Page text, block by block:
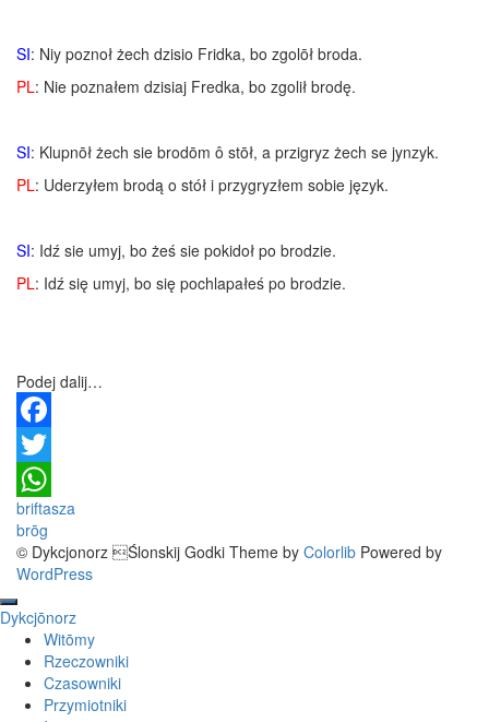
SI: Niy poznoł żech dzisio Fridka, bo zgolōł broda.
PL: Nie poznałem dzisiaj Fredka, bo zgolił brodę.
SI: Klupnōł żech sie brodōm ô stōł, a przigryz żech se jynzyk.
PL: Uderzyłem brodą o stół i przygryzłem sobie język.
SI: Idź sie umyj, bo żeś sie pokidoł po brodzie.
PL: Idź się umyj, bo się pochlapałeś po brodzie.
Podej dalij…
Facebook
Twitter
WhatsApp
Post
navigation
briftasza
brōg
© Dykcjonorz Ślonskij Godki Theme by Colorlib Powered by
WordPress
Dykcjōnorz
Witōmy
Rzeczowniki
Czasowniki
Przymiotniki